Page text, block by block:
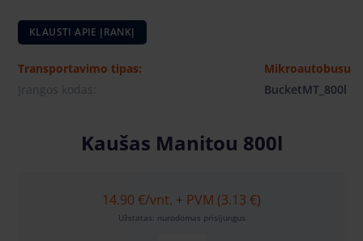
KLAUSTI APIE ĮRANKĮ
Transportavimo tipas:
Mikroautobusu
Įrangos kodas:
BucketMT_800l
Kaušas Manitou 800l
14.90 €/vnt. + PVM (3.13 €)
Užstatas: nurodomas prisijungus